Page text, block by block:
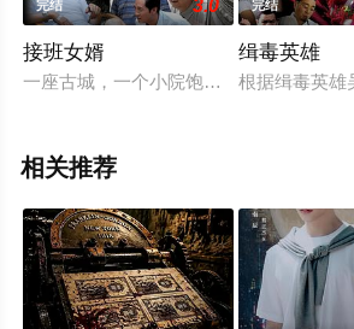
完结 3.0
接班女婿
一座古城，一个小院饱含一世情！四世
完结
缉毒英雄
根据缉毒英雄
相关推荐